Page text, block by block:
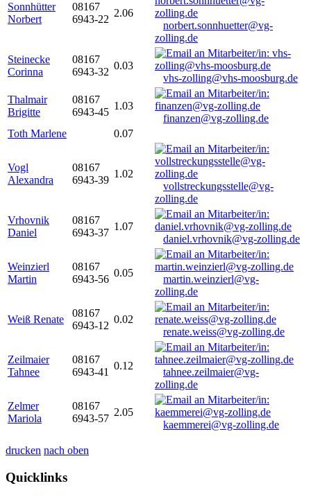
Sonnhütter
Norbert
08167
6943-22
2.06
norbert.sonnhuetter@vg-
zolling.de
Steinecke
Corinna
08167
6943-32
0.03
vhs-zolling@vhs-moosburg.de
Thalmair
Brigitte
08167
6943-45
1.03
finanzen@vg-zolling.de
Toth Marlene
0.07
Vogl
Alexandra
08167
6943-39
1.02
vollstreckungsstelle@vg-
zolling.de
Vrhovnik
Daniel
08167
6943-37
1.07
daniel.vrhovnik@vg-zolling.de
Weinzierl
Martin
08167
6943-56
0.05
martin.weinzierl@vg-
zolling.de
Weiß Renate
08167
6943-12
0.02
renate.weiss@vg-zolling.de
Zeilmaier
Tahnee
08167
6943-41
0.12
tahnee.zeilmaier@vg-
zolling.de
Zelmer
Mariola
08167
6943-57
2.05
kaemmerei@vg-zolling.de
drucken nach oben
Quicklinks